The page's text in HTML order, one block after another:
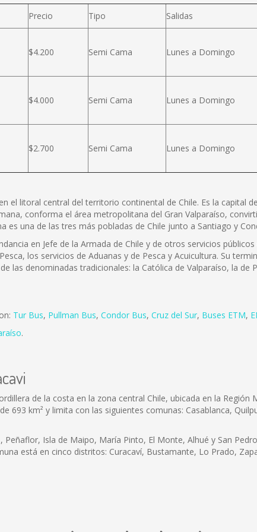
Precio Tipo Salidas
$4.200 Semi Cama Lunes a Domingo
$4.000 Semi Cama Lunes a Domingo
$2.700 Semi Cama Lunes a Domingo
el litoral central del territorio continental de Chile. Es la capital
conforma el área metropolitana del Gran Valparaíso,
es una de las tres más pobladas de Chile junto a Santiago y
en Jefe de la Armada de Chile y de otros servicios
los servicios de Aduanas y de Pesca y Acuicultura. Su
las denominadas tradicionales: la Católica de Valparaíso, la de
Tur Bus, Pullman Bus, Condor Bus, Cruz del Sur, Buses ETM,
.
de la costa en la zona central Chile, ubicada en la
693 km² y limita con las siguientes comunas: Casablanca,
Isla de Maipo, María Pinto, El Monte, Alhué y San
está en cinco distritos: Curacaví, Bustamante, Lo Prado,